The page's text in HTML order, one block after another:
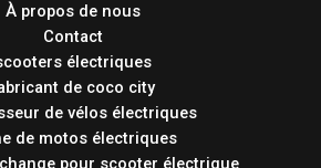
À propos de nous
Contact
électriques
de coco city
de vélos électriques
de motos électriques
pour scooter électrique